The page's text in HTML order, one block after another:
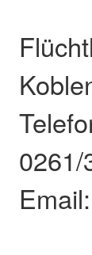
0261/